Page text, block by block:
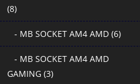
(8)
- MB SOCKET AM4 AMD (6)
- MB SOCKET AM4 AMD
GAMING (3)